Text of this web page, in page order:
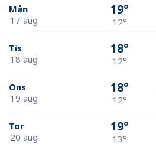
Mån
17 aug
19°
12°
Tis
18 aug
18°
12°
Ons
19 aug
18°
12°
Tor
20 aug
19°
13°